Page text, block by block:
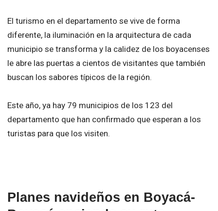
El turismo en el departamento se vive de forma
diferente, la iluminación en la arquitectura de cada
municipio se transforma y la calidez de los boyacenses
le abre las puertas a cientos de visitantes que también
buscan los sabores típicos de la región.
Este año, ya hay 79 municipios de los 123 del
departamento que han confirmado que esperan a los
turistas para que los visiten.
Planes navideños en Boyacá-